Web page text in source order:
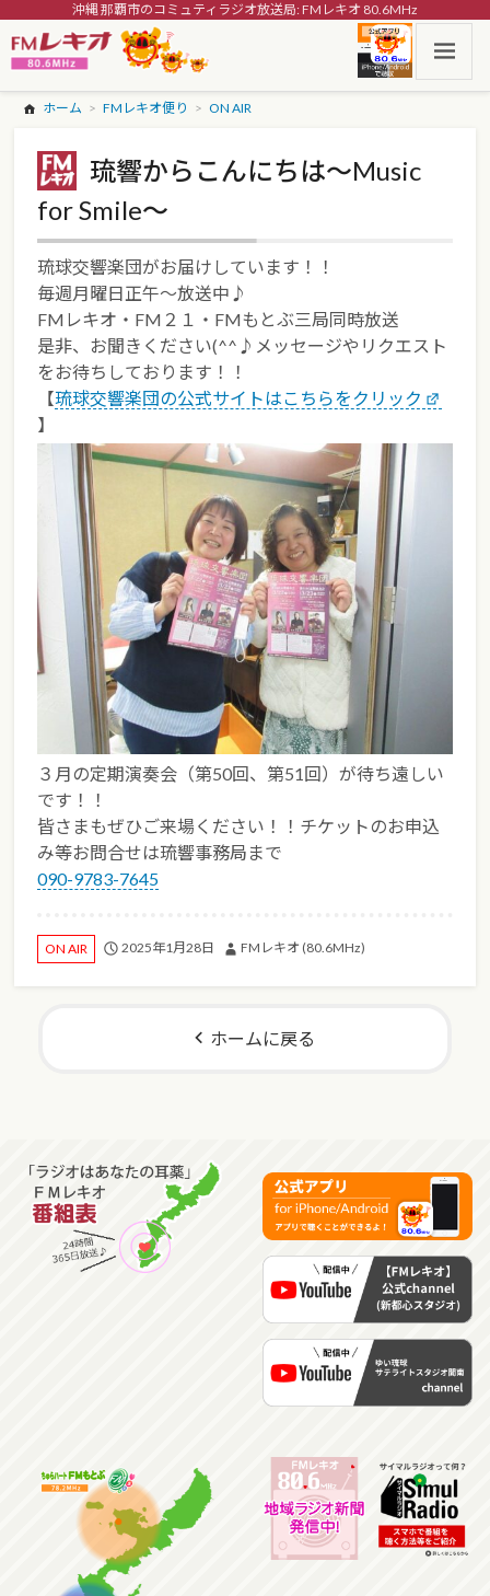
沖縄 那覇市のコミュティラジオ放送局: FMレキオ 80.6MHz
ホーム FMレキオ便り ON AIR
琉響からこんにちは～Music
for Smile～
琉球交響楽団がお届けしています！！
毎週月曜日正午～放送中♪
FMレキオ・FM２１・FMもとぶ三局同時放送
是非、お聞きください(^^♪メッセージやリクエスト
をお待ちしております！！
【琉球交響楽団の公式サイトはこちらをクリック
】
３月の定期演奏会（第50回、第51回）が待ち遠しい
です！！
皆さまもぜひご来場ください！！チケットのお申込
み等お問合せは琉響事務局まで
090-9783-7645
ON AIR 2025年1月28日 FMレキオ (80.6MHz)
ホームに戻る